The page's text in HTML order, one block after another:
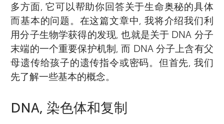
多方面, 它可以帮助你回答关于生命奥秘的具体
而基本的问题。在这篇文章中, 我将介绍我们利
用分子生物学获得的发现, 也就是关于 DNA 分子
末端的一个重要保护机制, 而 DNA 分子上含有父
母遗传给孩子的遗传指令或密码。但首先, 我们
先了解一些基本的概念。
DNA, 染色体和复制